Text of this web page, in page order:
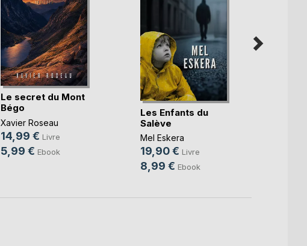
Le secret du Mont
Bégo
Xavier Roseau
14,99 € Livre
5,99 € Ebook
Les Enfants du
Salève
Mel Eskera
19,90 € Livre
8,99 € Ebook